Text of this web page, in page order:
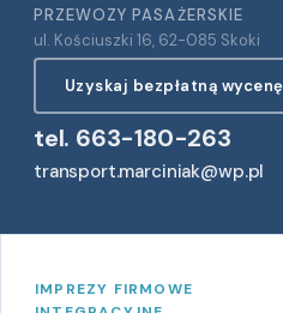
PRZEWOZY PASAŻERSKIE
ul. Kościuszki 16, 62-085 Skoki
Uzyskaj bezpłatną wycenę
tel. 663-180-263
transport.marciniak@wp.pl
IMPREZY FIRMOWE